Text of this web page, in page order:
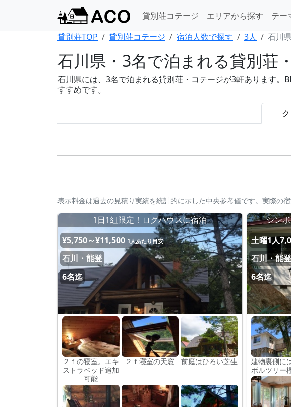
貸別荘コテージ エリアから探す テー
貸別荘TOP
貸別荘コテージ 宿泊人数で探す 3人 石川
石川県・3名で泊まれる貸別荘
石川県には、3名で泊まれる貸別荘・コテージが3軒あります
すすめです。
表示料金は過去の見積り実績を統計的に示した中央参考値です。実際の
1日1組限定！ログハウスに宿泊
¥5,750～¥11,500 1人あたり目安
石川・能登
6名迄
２ｆの寝室。エキ
ストラベッド追加
可能
２ｆ寝室の天窓 前庭はひろい芝生
シン
土曜1人
石川・能登
6名迄
建物裏側に
ボルツリー